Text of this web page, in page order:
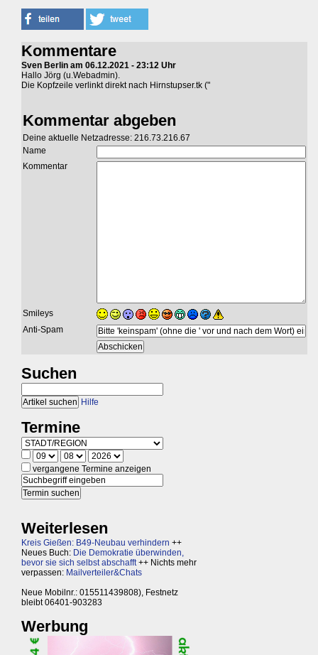
Kommentare
Sven Berlin am 06.12.2021 - 23:12 Uhr
Hallo Jörg (u.Webadmin).
Die Kopfzeile verlinkt direkt nach Hirnstupser.tk ("
Kommentar abgeben
Deine aktuelle Netzadresse: 216.73.216.67
Name
Kommentar
Smileys
Anti-Spam
Suchen
Hilfe
Termine
vergangene Termine anzeigen
Weiterlesen
Kreis Gießen: B49-Neubau verhindern ++
Neues Buch: Die Demokratie überwinden,
bevor sie sich selbst abschafft++ Nichts mehr
verpassen: Mailverteiler&Chats
Neue Mobilnr.: 015511439808), Festnetz
bleibt 06401-903283
Werbung